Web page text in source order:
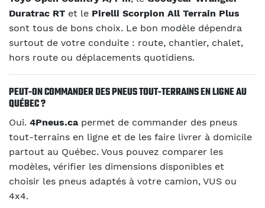
Duratrac RT et le Pirelli Scorpion All Terrain Plus
sont tous de bons choix. Le bon modèle dépendra
surtout de votre conduite : route, chantier, chalet,
hors route ou déplacements quotidiens.
PEUT-ON COMMANDER DES PNEUS TOUT-TERRAINS EN LIGNE AU
QUÉBEC ?
Oui. 4Pneus.capermet de commander des pneus
tout-terrains en ligne et de les faire livrer à domicile
partout au Québec. Vous pouvez comparer les
modèles, vérifier les dimensions disponibles et
choisir les pneus adaptés à votre camion, VUS ou
4x4.